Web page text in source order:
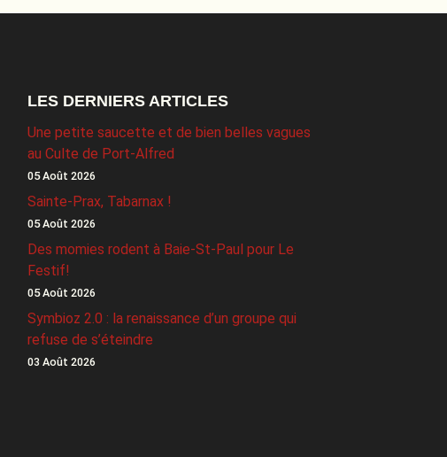
LES DERNIERS ARTICLES
Une petite saucette et de bien belles vagues
au Culte de Port-Alfred
05 Août 2026
Sainte-Prax, Tabarnax !
05 Août 2026
Des momies rodent à Baie-St-Paul pour Le
Festif!
05 Août 2026
Symbioz 2.0 : la renaissance d’un groupe qui
refuse de s’éteindre
03 Août 2026